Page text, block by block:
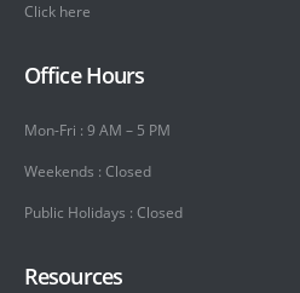
Click here
Office Hours
Mon-Fri : 9 AM – 5 PM
Weekends : Closed
Public Holidays : Closed
Resources